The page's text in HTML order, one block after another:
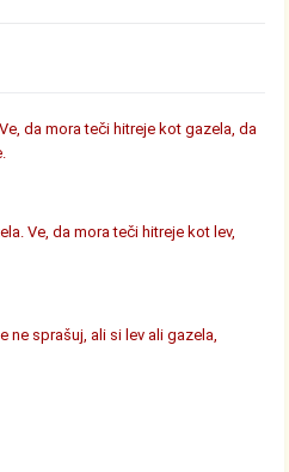
da mora teči hitreje kot gazela, da
Ve, da mora teči hitreje kot lev,
ne sprašuj, ali si lev ali gazela,